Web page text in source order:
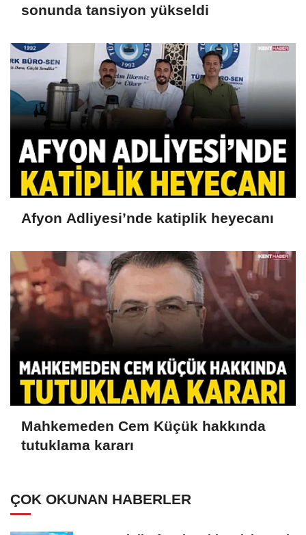
sonunda tansiyon yükseldi
Afyon Adliyesi’nde katiplik heyecanı
Mahkemeden Cem Küçük hakkında
tutuklama kararı
ÇOK OKUNAN HABERLER